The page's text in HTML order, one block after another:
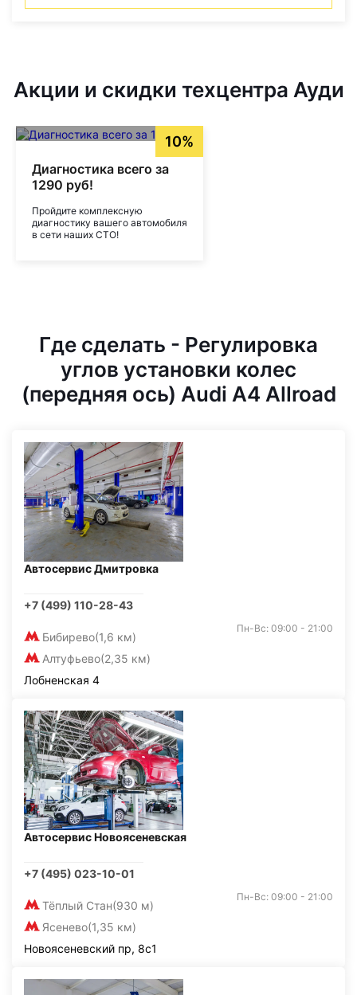
Акции и скидки техцентра Ауди
10%
Диагностика всего за
1290 руб!
Пройдите комплексную
диагностику вашего автомобиля
в сети наших СТО!
Где сделать - Регулировка
углов установки колес
(передняя ось) Audi A4 Allroad
Автосервис Дмитровка
+7 (499) 110-28-43
Бибирево(1,6 км)
Алтуфьево(2,35 км)
Пн-Вс: 09:00 - 21:00
Лобненская 4
Автосервис Новоясеневская
+7 (495) 023-10-01
Тёплый Стан(930 м)
Ясенево(1,35 км)
Пн-Вс: 09:00 - 21:00
Новоясеневский пр, 8с1